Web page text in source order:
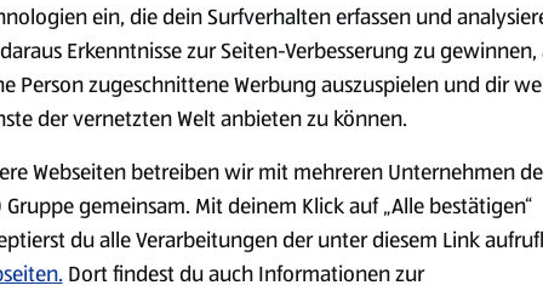
DE BEUKELAER
Prinzen Rolle Lemon Style
352 g
0,35 kg
(4,52 €/1 kg)
1,59 €¹
DE
Prinzen
Schoko
1,59 €¹
Sortiment nur in begrenzter Anzahl zur Verfügung stehen. Sie können
ein, die dein Surfverhalten erfassen und
Erkenntnisse zur Seiten-Verbesserung zu gewinnen,
Person zugeschnittene Werbung auszuspielen und dir
der vernetzten Welt anbieten zu können.
Webseiten betreiben wir mit mehreren Unternehmen
Gruppe gemeinsam. Mit deinem Klick auf „Alle bestätigen“
du alle Verarbeitungen der unter diesem Link
Dort findest du auch Informationen zur